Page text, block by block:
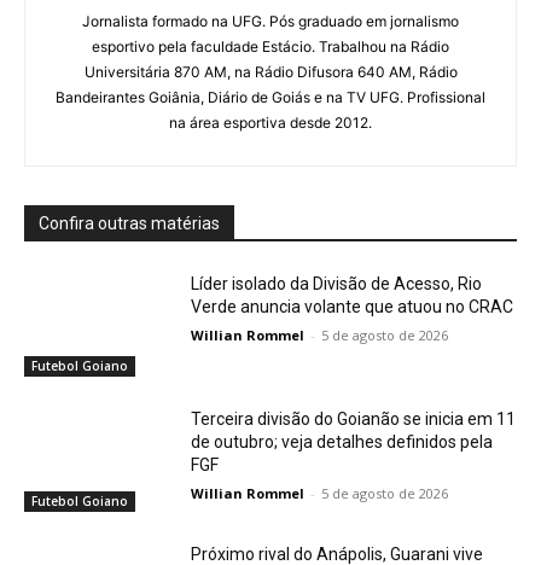
Jornalista formado na UFG. Pós graduado em jornalismo
esportivo pela faculdade Estácio. Trabalhou na Rádio
Universitária 870 AM, na Rádio Difusora 640 AM, Rádio
Bandeirantes Goiânia, Diário de Goiás e na TV UFG. Profissional
na área esportiva desde 2012.
Confira outras matérias
Futebol Goiano
Líder isolado da Divisão de Acesso, Rio
Verde anuncia volante que atuou no CRAC
Willian Rommel - 5 de agosto de 2026
Futebol Goiano
Terceira divisão do Goianão se inicia em 11
de outubro; veja detalhes definidos pela
FGF
Willian Rommel - 5 de agosto de 2026
Próximo rival do Anápolis, Guarani vive